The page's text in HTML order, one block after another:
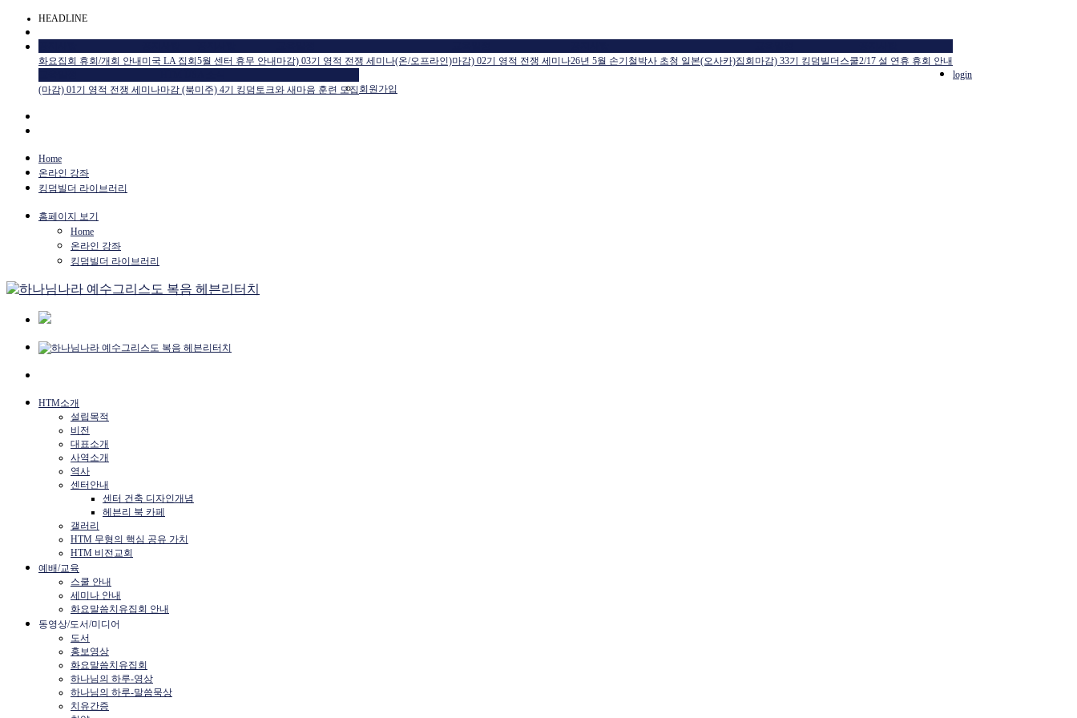
HEADLINE
화요집회 휴회/개회 안내 미국 LA 집회 5월 센터 휴무 안내 마감) 03기 영적 전쟁 세미나(온/오프라인)마감) 02기 영적 전쟁 세미나26년 5월 손기철박사 초청 일본(오사카)집회 마감) 33기 킹덤빌더스쿨2/17 설 연휴 휴회 안내
(마감) 01기 영적 전쟁 세미나마감 (북미주) 4기 킹덤토크와 새마음 훈련 모집
login
회원가입
Home
온라인 강좌
킹덤빌더 라이브러리
홈페이지 보기
Home
온라인 강좌
킹덤빌더 라이브러리
HTM소개
설립목적
비전
대표소개
사역소개
역사
센터안내
센터 건축 디자인개념
헤븐리 북 카페
갤러리
HTM 무형의 핵심 공유 가치
HTM 비전교회
예배/교육
스쿨 안내
세미나 안내
화요말씀치유집회 안내
동영상/도서/미디어
도서
홍보영상
화요말씀치유집회
하나님의 하루-영상
하나님의 하루-말씀묵상
치유간증